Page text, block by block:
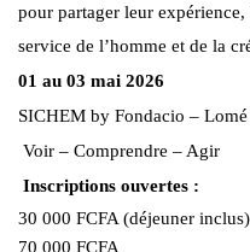
pour partager leur
service de l’homme et de la
01 au 03 mai 2026
SICHEM by Fondacio – Lomé
Voir – Comprendre – Agir
Inscriptions ouvertes :
30 000 FCFA (déjeuner inclus)
70 000 FCFA